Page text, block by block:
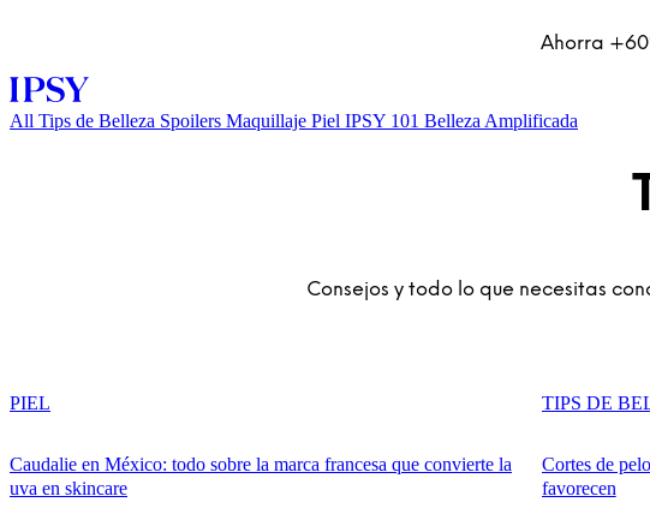
Ahorra
All Tips de Belleza Spoilers Maquillaje Piel IPSY 101 Belleza Amplificada
Consejos y todo lo que necesitas
PIEL
Caudalie en México: todo sobre la marca francesa que convierte la
uva en skincare
TIPS DE
Cortes de
favorecen